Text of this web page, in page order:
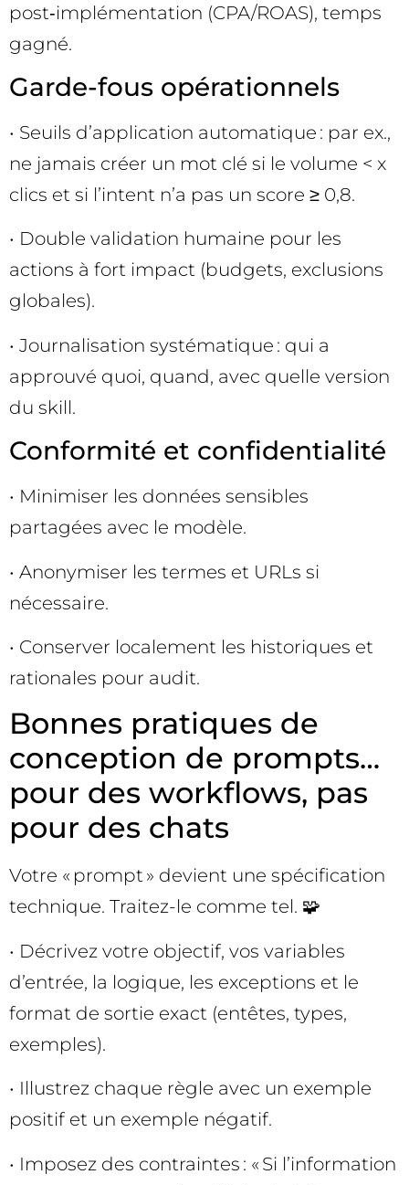
post‑implémentation (CPA/ROAS), temps
gagné.
Garde-fous opérationnels
• Seuils d’application automatique : par ex.,
ne jamais créer un mot clé si le volume < x
clics et si l’intent n’a pas un score ≥ 0,8.
• Double validation humaine pour les
actions à fort impact (budgets, exclusions
globales).
• Journalisation systématique : qui a
approuvé quoi, quand, avec quelle version
du skill.
Conformité et confidentialité
• Minimiser les données sensibles
partagées avec le modèle.
• Anonymiser les termes et URLs si
nécessaire.
• Conserver localement les historiques et
rationales pour audit.
Bonnes pratiques de
conception de prompts…
pour des workflows, pas
pour des chats
Votre « prompt » devient une spécification
technique. Traitez-le comme tel. 🧩
• Décrivez votre objectif, vos variables
d’entrée, la logique, les exceptions et le
format de sortie exact (entêtes, types,
exemples).
• Illustrez chaque règle avec un exemple
positif et un exemple négatif.
• Imposez des contraintes : « Si l’information